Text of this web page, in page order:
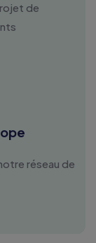
de
réseau de